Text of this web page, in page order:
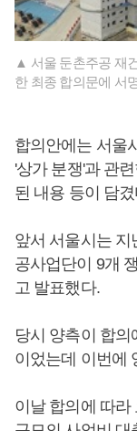
▲ 서울 둔촌주공 재
한 최종 합의문에 서
합의안에는 서울
'상가 분쟁'과 관
된 내용 등이 담
앞서 서울시는 지
공사업단이 9개
고 발표했다.
당시 양측이 합의
이었는데 이번에
이날 합의에 따라